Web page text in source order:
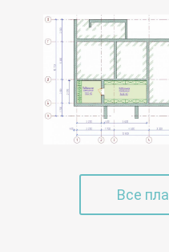
Все